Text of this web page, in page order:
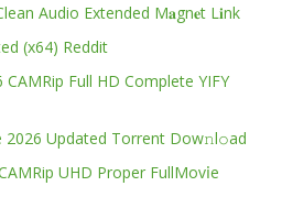
Audio Extended M𝐚gn𝐞t L𝐢nk
(x64) Reddit
Full HD Complete YIFY
2026 Updated Torrent Dow𝚗l𝚘аd
UHD Proper FullMov𝗂e